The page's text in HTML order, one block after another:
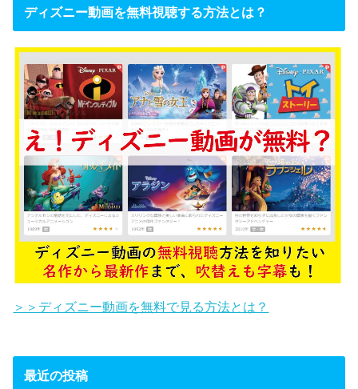
ディズニー動画を無料視聴する方法とは？
＞＞ディズニー動画を無料で見る方法とは？
最近の投稿